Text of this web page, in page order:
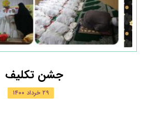
جشن تکلیف
۲۹ خرداد ۱۴۰۰